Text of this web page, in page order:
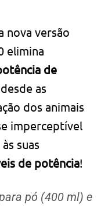
nova versão
elimina
de
as
dos animais
imperceptível
suas
de potência!
pó (400 ml) e